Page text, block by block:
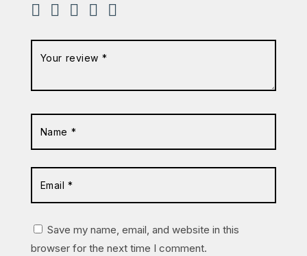
Save my name, email, and website in this
browser for the next time I comment.